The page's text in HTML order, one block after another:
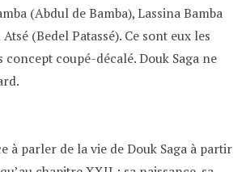
(Abdul de Bamba), Lassina Bamba
(Bedel Patassé). Ce sont eux les
coupé-décalé. Douk Saga ne
à parler de la vie de Douk Saga à partir